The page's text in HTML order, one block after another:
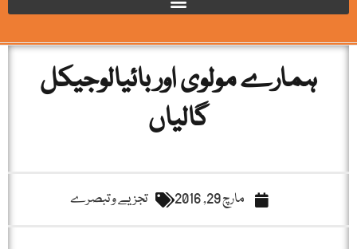
ہمارے مولوی اور بائیالوجیکل
گالیاں
مارچ 29, 2016 تجزیے و تبصرے